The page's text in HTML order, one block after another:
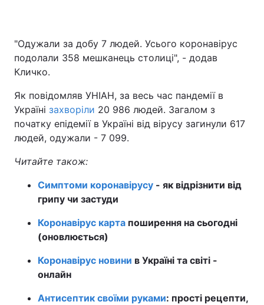
"Одужали за добу 7 людей. Усього коронавірус
подолали 358 мешканець столиці", - додав
Кличко.
Як повідомляв УНІАН, за весь час пандемії в
Україні захворіли 20 986 людей. Загалом з
початку епідемії в Україні від вірусу загинули 617
людей, одужали - 7 099.
Читайте також:
Симптоми коронавірусу - як відрізнити від
грипу чи застуди
Коронавірус карта поширення на сьогодні
(оновлюється)
Коронавірус новини в Україні та світі -
онлайн
Антисептик своїми руками: прості рецепти,